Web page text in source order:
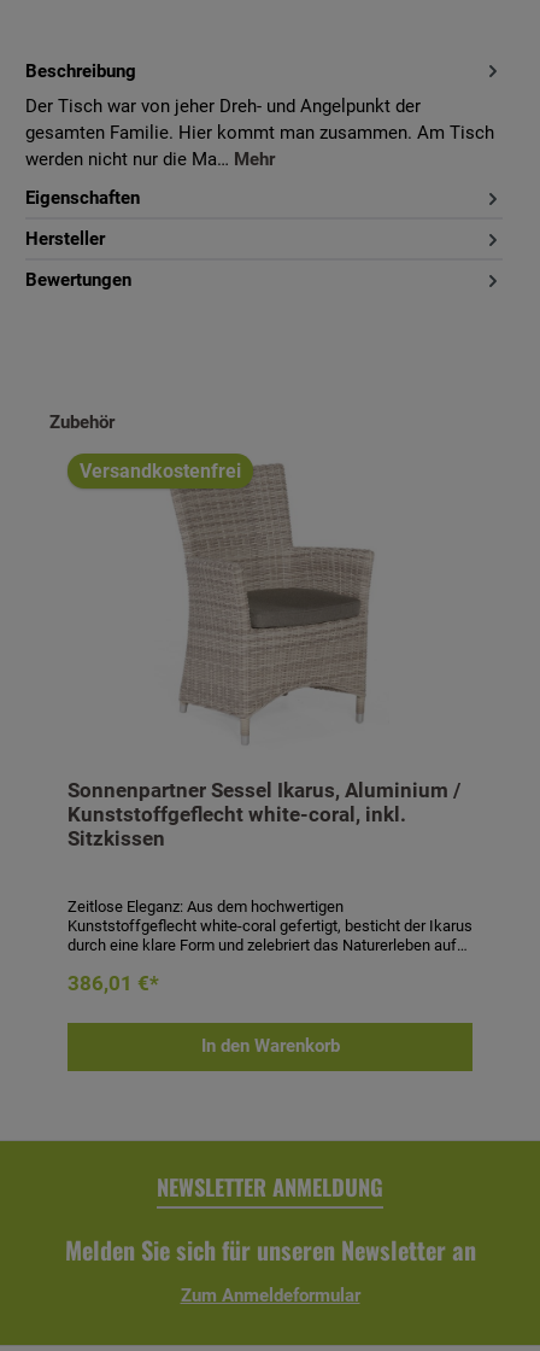
Beschreibung
Der Tisch war von jeher Dreh- und Angelpunkt der
gesamten Familie. Hier kommt man zusammen. Am Tisch
werden nicht nur die Ma… Mehr
Eigenschaften
Hersteller
Bewertungen
Produktgalerie überspringen
Zubehör
Versandkostenfrei
Sonnenpartner Sessel Ikarus, Aluminium /
Kunststoffgeflecht white-coral, inkl.
Sitzkissen
Zeitlose Eleganz: Aus dem hochwertigen
Kunststoffgeflecht white-coral gefertigt, besticht der Ikarus
durch eine klare Form und zelebriert das Naturerleben auf
Rückenlehne lädt der Korbsessel zum gemütlichen Sitzen
Aluminiumgestell beflochten mit Kunststoffgeflecht- Farbe:
white-coral- Maße (H x B x T): 94 x 64 x 65 cm-
386,01 €*
In den Warenkorb
NEWSLETTER ANMELDUNG
Melden Sie sich für unseren Newsletter an
Zum Anmeldeformular